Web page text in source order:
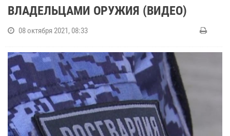
ВЛАДЕЛЬЦАМИ ОРУЖИЯ (ВИДЕО)
08 октября 2021, 08:33